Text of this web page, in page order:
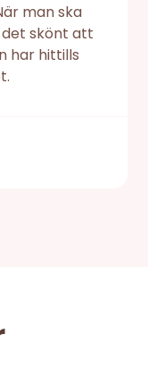
man ska
skönt att
har hittills